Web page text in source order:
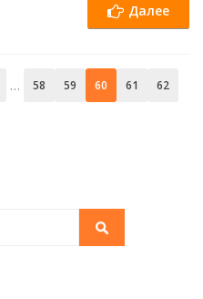
Далее
… 58 59 60 61 62